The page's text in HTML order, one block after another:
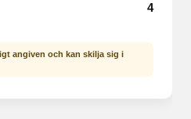
4
angiven och kan skilja sig i